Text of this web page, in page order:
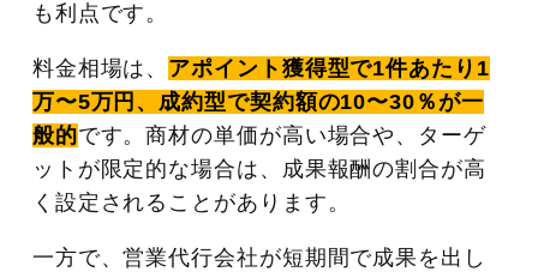
も利点です。
料金相場は、 アポイント獲得型で1件あたり1
万〜5万円、成約型で契約額の10〜30％が一
般的です。商材の単価が高い場合や、ターゲ
ットが限定的な場合は、成果報酬の割合が高
く設定されることがあります。
一方で、営業代行会社が短期間で成果を出し